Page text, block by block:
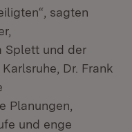
sagten
Splett und der
Dr. Frank
Planungen,
und enge